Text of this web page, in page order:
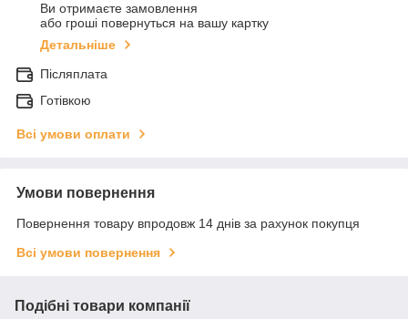
Ви отримаєте замовлення
або гроші повернуться на вашу картку
Детальніше
Післяплата
Готівкою
Всі умови оплати
Умови повернення
Повернення товару впродовж 14 днів за рахунок покупця
Всі умови повернення
Подібні товари компанії